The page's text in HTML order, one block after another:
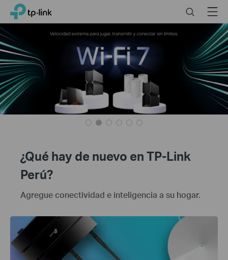
Click
skip
the
navigation
bar
TP-Link, Reliably Smart SearchMenu
TP-
Link
Perú
–
Equipos
de
Red
Wi-
Fi
empresas¿Qué hay de nuevo en TP-Link
Perú?
Agregue conectividad e inteligencia a su hogar.